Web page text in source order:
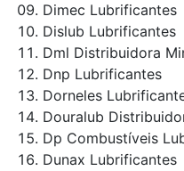
Dimec Lubrificantes
Dislub Lubrificantes
Dml Distribuidora
Dnp Lubrificantes
Dorneles
Douralub
Dp Combustíveis
Dunax Lubrificantes